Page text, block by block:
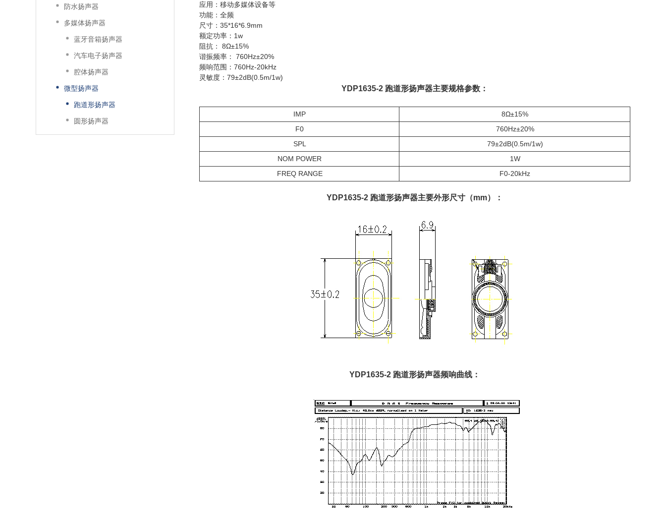
防水扬声器
多媒体扬声器
蓝牙音箱扬声器
汽车电子扬声器
腔体扬声器
微型扬声器
跑道形扬声器
圆形扬声器
应用：移动多媒体设备等
功能：全频
尺寸：35*16*6.9mm
额定功率：1w
阻抗： 8Ω±15%
谐振频率： 760Hz±20%
频响范围：760Hz-20kHz
灵敏度：79±2dB(0.5m/1w)
YDP1635-2 跑道形扬声器主要规格参数：
IMP
8Ω±15%
F0
760Hz±20%
SPL
79±2dB(0.5m/1w)
NOM POWER
1W
FREQ RANGE
F0-20kHz
YDP1635-2 跑道形扬声器主要外形尺寸（mm）：
YDP1635-2 跑道形扬声器频响曲线：